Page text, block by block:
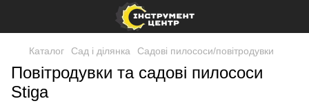
Каталог Сад і ділянка Садові пилососи/повітродувки
Повітродувки та садові пилососи
Stiga